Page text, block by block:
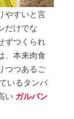
やすいと言
だけでな
ずつくられ
、本来肉食
つつあるご
いるタンパ
い ガルバン